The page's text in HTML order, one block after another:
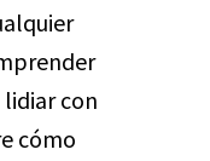
con
cómo